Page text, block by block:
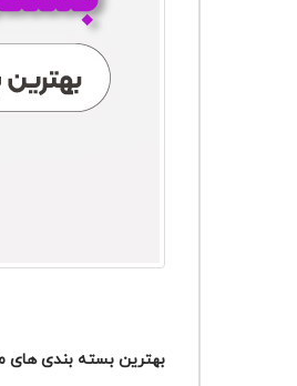
بهترین بسته بندی های